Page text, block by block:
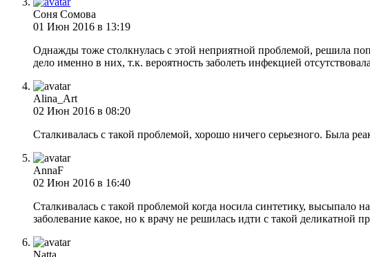
Соня Сомова
01 Июн 2016 в 13:19
Однажды тоже столкнулась с этой неприятной проблемой, решила
дело именно в них, т.к. вероятность заболеть инфекцией
Alina_Art
02 Июн 2016 в 08:20
Сталкивалась с такой проблемой, хорошо ничего серьезного. Была
AnnaF
02 Июн 2016 в 16:40
Сталкивалась с такой проблемой когда носила синтетику,
заболевание какое, но к врачу не решилась идти с такой деликатной
Natta